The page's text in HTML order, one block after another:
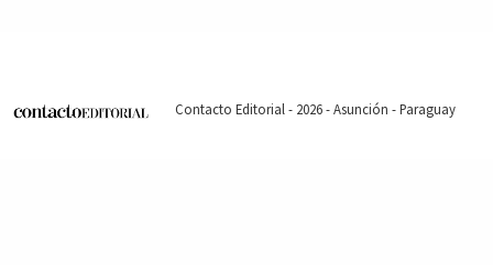
Contacto Editorial - 2026 - Asunción - Paraguay